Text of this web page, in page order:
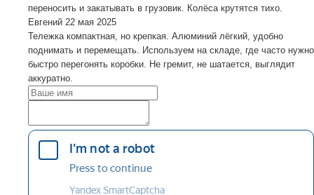
переносить и закатывать в грузовик. Колёса крутятся тихо.
Евгений 22 мая 2025
Тележка компактная, но крепкая. Алюминий лёгкий, удобно
поднимать и перемещать. Используем на складе, где часто нужно
быстро перегонять коробки. Не гремит, не шатается, выглядит
аккуратно.